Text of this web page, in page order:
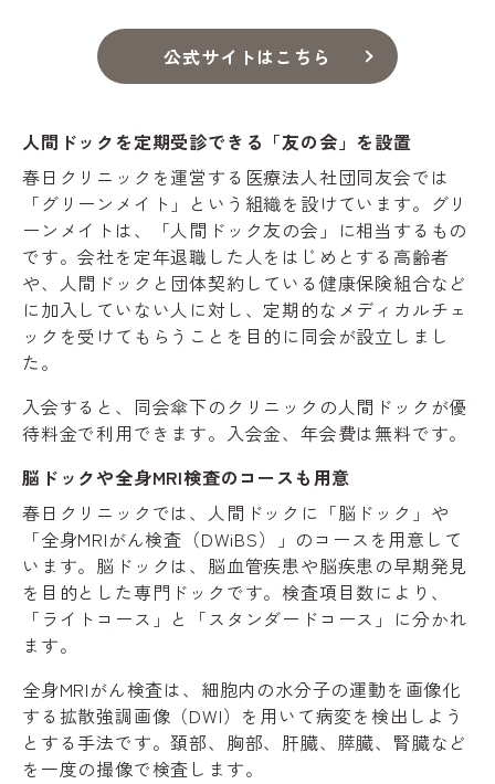
公式サイトはこちら
人間ドックを定期受診できる「友の会」を設置
春日クリニックを運営する医療法人社団同友会では
「グリーンメイト」という組織を設けています。グリ
ーンメイトは、「人間ドック友の会」に相当するもの
です。会社を定年退職した人をはじめとする高齢者
や、人間ドックと団体契約している健康保険組合など
に加入していない人に対し、定期的なメディカルチェ
ックを受けてもらうことを目的に同会が設立しまし
た。
入会すると、同会傘下のクリニックの人間ドックが優
待料金で利用できます。入会金、年会費は無料です。
脳ドックや全身MRI検査のコースも用意
春日クリニックでは、人間ドックに「脳ドック」や
「全身MRIがん検査（DWiBS）」のコースを用意して
います。脳ドックは、脳血管疾患や脳疾患の早期発見
を目的とした専門ドックです。検査項目数により、
「ライトコース」と「スタンダードコース」に分かれ
ます。
全身MRIがん検査は、細胞内の水分子の運動を画像化
する拡散強調画像（DWI）を用いて病変を検出しよう
とする手法です。頚部、胸部、肝臓、膵臓、腎臓など
を一度の撮像で検査します。